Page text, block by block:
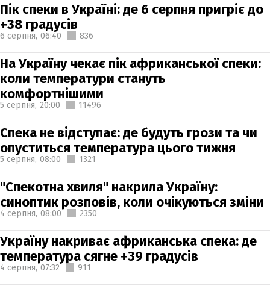
Пік спеки в Україні: де 6 серпня пригріє до
+38 градусів
6 серпня, 06:40 836
На Україну чекає пік африканської спеки:
коли температури стануть
комфортнішими
5 серпня, 20:00 11496
Спека не відступає: де будуть грози та чи
опуститься температура цього тижня
5 серпня, 08:00 1321
"Спекотна хвиля" накрила Україну:
синоптик розповів, коли очікуються зміни
4 серпня, 08:00 2350
Україну накриває африканська спека: де
температура сягне +39 градусів
4 серпня, 07:32 911